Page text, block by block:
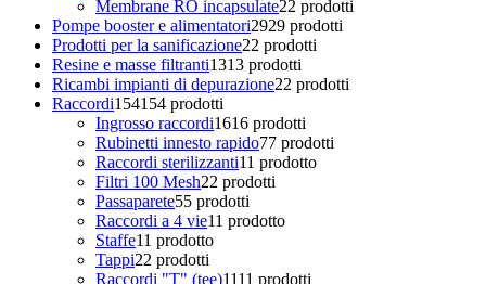
Membrane RO incapsulate22 prodotti
Pompe booster e alimentatori2929 prodotti
Prodotti per la sanificazione22 prodotti
Resine e masse filtranti1313 prodotti
Ricambi impianti di depurazione22 prodotti
Raccordi154154 prodotti
Ingrosso raccordi1616 prodotti
Rubinetti innesto rapido77 prodotti
Raccordi sterilizzanti11 prodotto
Filtri 100 Mesh22 prodotti
Passaparete55 prodotti
Raccordi a 4 vie11 prodotto
Staffe11 prodotto
Tappi22 prodotti
Raccordi "T" (tee)1111 prodotti